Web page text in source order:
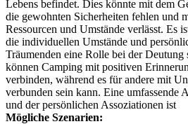
Lebens befindet. Dies könnte mit dem
die gewohnten Sicherheiten fehlen und
Ressourcen und Umstände verlässt. Es
die individuellen Umstände und
Träumenden eine Rolle bei der Deutung
können Camping mit positiven
verbinden, während es für andere mit
verbunden sein kann. Eine umfassende
und der persönlichen Assoziationen ist
Mögliche Szenarien: